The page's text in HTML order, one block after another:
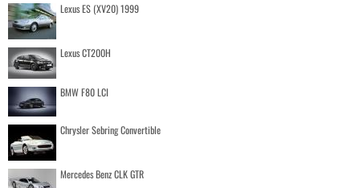
Lexus ES (XV20) 1999
Lexus CT200H
BMW F80 LCI
Chrysler Sebring Convertible
Mercedes Benz CLK GTR